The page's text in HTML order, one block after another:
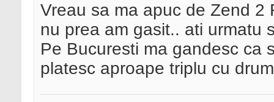
Vreau sa ma apuc de Zend 2
nu prea am gasit.. ati urmatu
Pe Bucuresti ma gandesc ca
platesc aproape triplu cu